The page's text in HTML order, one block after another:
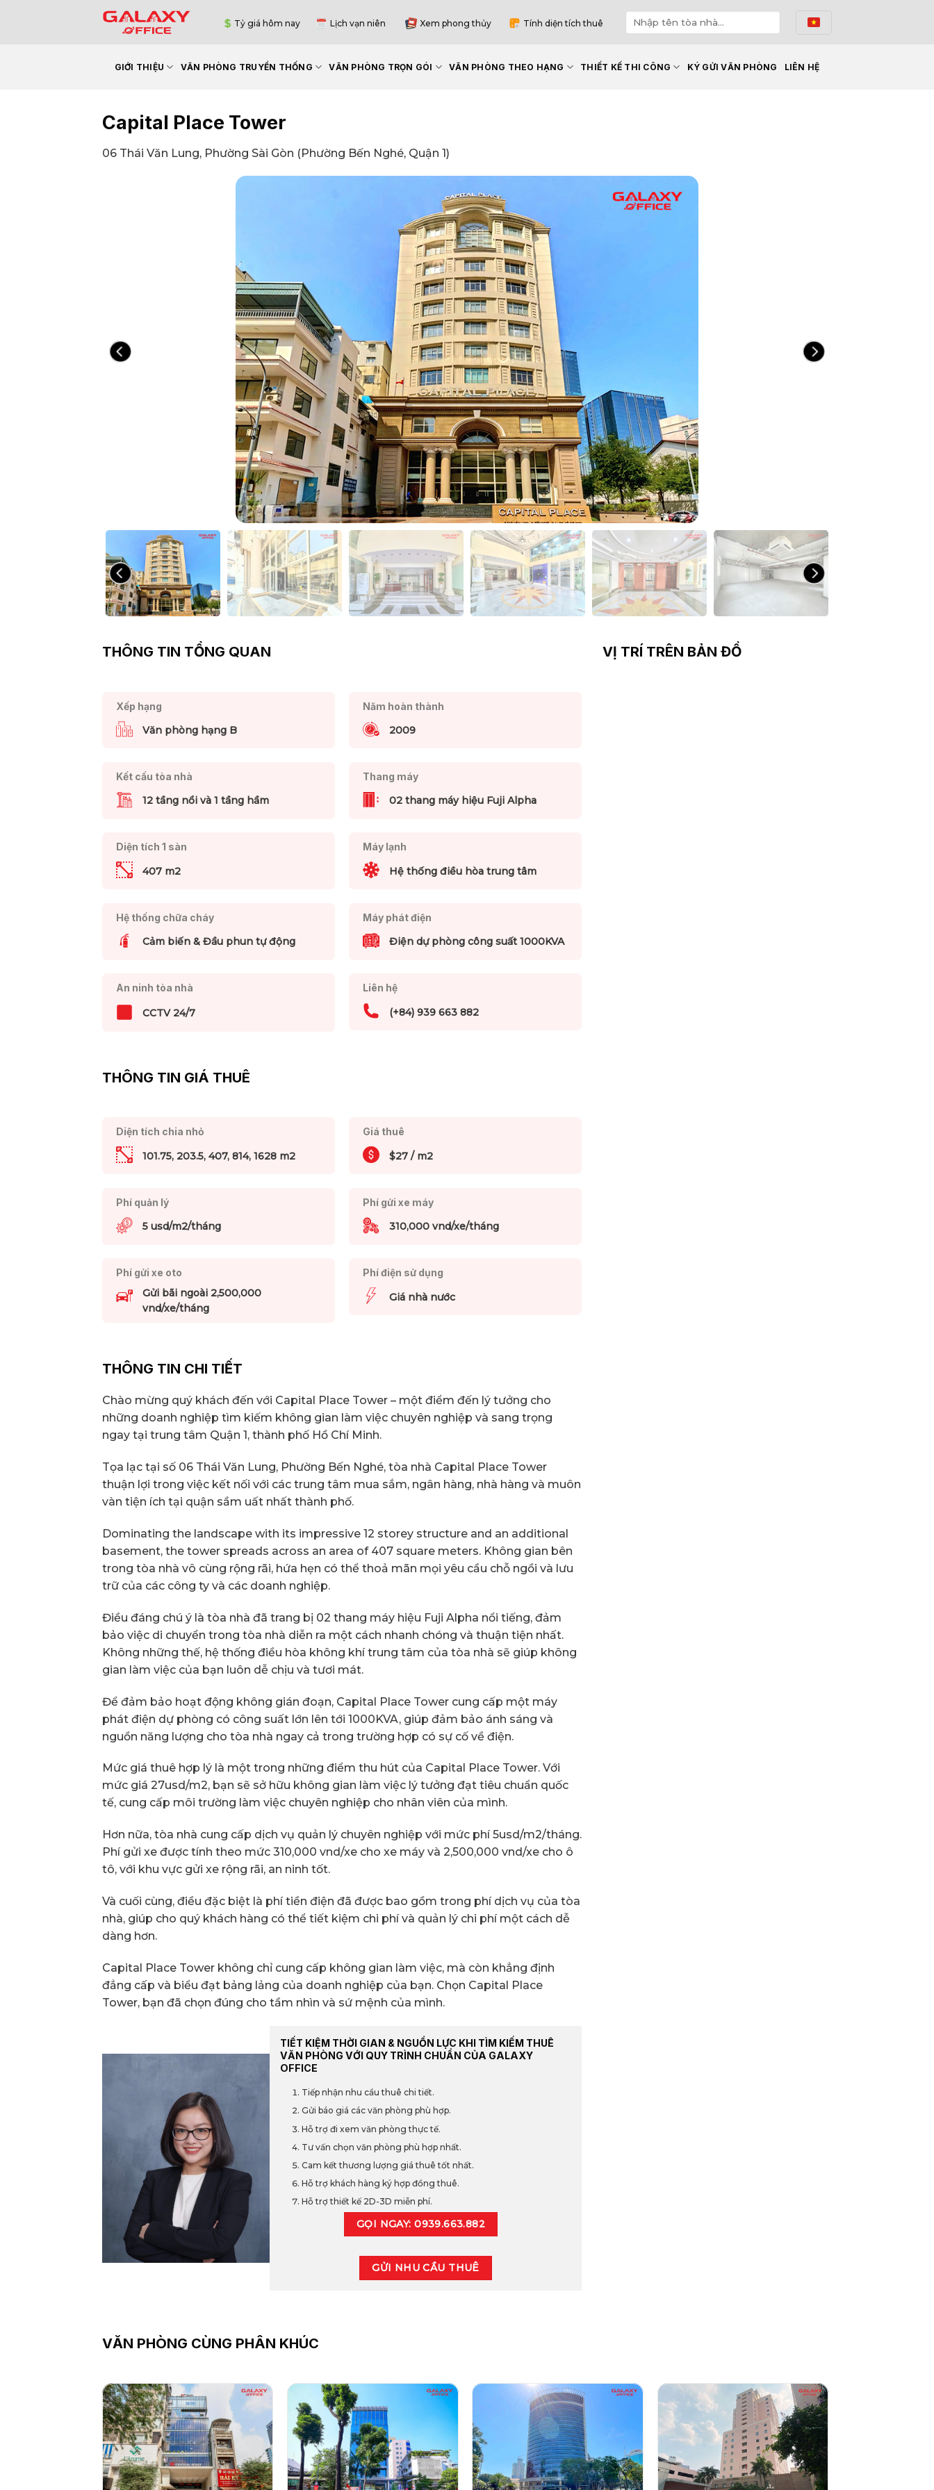
Tỷ giá hôm nay Lịch vạn niên Xem phong thủy Tính diện tích thuê
GIỚI THIỆU VĂN PHÒNG TRUYỀN THỐNG VĂN PHÒNG TRỌN GÓI VĂN PHÒNG THEO HẠNG THIẾT KẾ THI CÔNG KÝ GỬI VĂN PHÒNG LIÊN HỆ
Capital Place Tower
06 Thái Văn Lung, Phường Sài Gòn (Phường Bến Nghé, Quận 1)
THÔNG TIN TỔNG QUAN
Xếp hạng
Văn phòng hạng B
Năm hoàn thành
2009
Kết cấu tòa nhà
12 tầng nổi và 1 tầng hầm
Thang máy
02 thang máy hiệu Fuji Alpha
Diện tích 1 sàn
407 m2
Máy lạnh
Hệ thống điều hòa trung tâm
Hệ thống chữa cháy
Cảm biến & Đầu phun tự động
Máy phát điện
Điện dự phòng công suất 1000KVA
An ninh tòa nhà
CCTV 24/7
Liên hệ
(+84) 939 663 882
THÔNG TIN GIÁ THUÊ
Diện tích chia nhỏ
101.75, 203.5, 407, 814, 1628 m2
Giá thuê
$27 / m2
Phí quản lý
5 usd/m2/tháng
Phí gửi xe máy
310,000 vnd/xe/tháng
Phí gửi xe oto
Gửi bãi ngoài 2,500,000
vnd/xe/tháng
Phí điện sử dụng
Giá nhà nước
THÔNG TIN CHI TIẾT
Chào mừng quý khách đến với Capital Place Tower – một điểm đến lý tưởng cho
những doanh nghiệp tìm kiếm không gian làm việc chuyên nghiệp và sang trọng
ngay tại trung tâm Quận 1, thành phố Hồ Chí Minh.
Tọa lạc tại số 06 Thái Văn Lung, Phường Bến Nghé, tòa nhà Capital Place Tower
thuận lợi trong việc kết nối với các trung tâm mua sắm, ngân hàng, nhà hàng và muôn
vàn tiện ích tại quận sầm uất nhất thành phố.
Dominating the landscape with its impressive 12 storey structure and an additional
basement, the tower spreads across an area of 407 square meters. Không gian bên
trong tòa nhà vô cùng rộng rãi, hứa hẹn có thể thoả mãn mọi yêu cầu chỗ ngồi và lưu
trữ của các công ty và các doanh nghiệp.
Điều đáng chú ý là tòa nhà đã trang bị 02 thang máy hiệu Fuji Alpha nổi tiếng, đảm
bảo việc di chuyển trong tòa nhà diễn ra một cách nhanh chóng và thuận tiện nhất.
Không những thế, hệ thống điều hòa không khí trung tâm của tòa nhà sẽ giúp không
gian làm việc của bạn luôn dễ chịu và tươi mát.
Để đảm bảo hoạt động không gián đoạn, Capital Place Tower cung cấp một máy
phát điện dự phòng có công suất lớn lên tới 1000KVA, giúp đảm bảo ánh sáng và
nguồn năng lượng cho tòa nhà ngay cả trong trường hợp có sự cố về điện.
Mức giá thuê hợp lý là một trong những điểm thu hút của Capital Place Tower. Với
mức giá 27usd/m2, bạn sẽ sở hữu không gian làm việc lý tưởng đạt tiêu chuẩn quốc
tế, cung cấp môi trường làm việc chuyên nghiệp cho nhân viên của mình.
Hơn nữa, tòa nhà cung cấp dịch vụ quản lý chuyên nghiệp với mức phí 5usd/m2/tháng.
Phí gửi xe được tính theo mức 310,000 vnd/xe cho xe máy và 2,500,000 vnd/xe cho ô
tô, với khu vực gửi xe rộng rãi, an ninh tốt.
Và cuối cùng, điều đặc biệt là phí tiền điện đã được bao gồm trong phí dịch vụ của tòa
nhà, giúp cho quý khách hàng có thể tiết kiệm chi phí và quản lý chi phí một cách dễ
dàng hơn.
Capital Place Tower không chỉ cung cấp không gian làm việc, mà còn khẳng định
đẳng cấp và biểu đạt bảng lảng của doanh nghiệp của bạn. Chọn Capital Place
Tower, bạn đã chọn đúng cho tầm nhìn và sứ mệnh của mình.
TIẾT KIỆM THỜI GIAN & NGUỒN LỰC KHI TÌM KIẾM THUÊ
VĂN PHÒNG VỚI QUY TRÌNH CHUẨN CỦA GALAXY
OFFICE
Tiếp nhận nhu cầu thuê chi tiết.
Gửi báo giá các văn phòng phù hợp.
Hỗ trợ đi xem văn phòng thực tế.
Tư vấn chọn văn phòng phù hợp nhất.
Cam kết thương lượng giá thuê tốt nhất.
Hỗ trợ khách hàng ký hợp đồng thuê.
Hỗ trợ thiết kế 2D-3D miễn phí.
GỌI NGAY: 0939.663.882
GỬI NHU CẦU THUÊ
VỊ TRÍ TRÊN BẢN ĐỒ
VĂN PHÒNG CÙNG PHÂN KHÚC